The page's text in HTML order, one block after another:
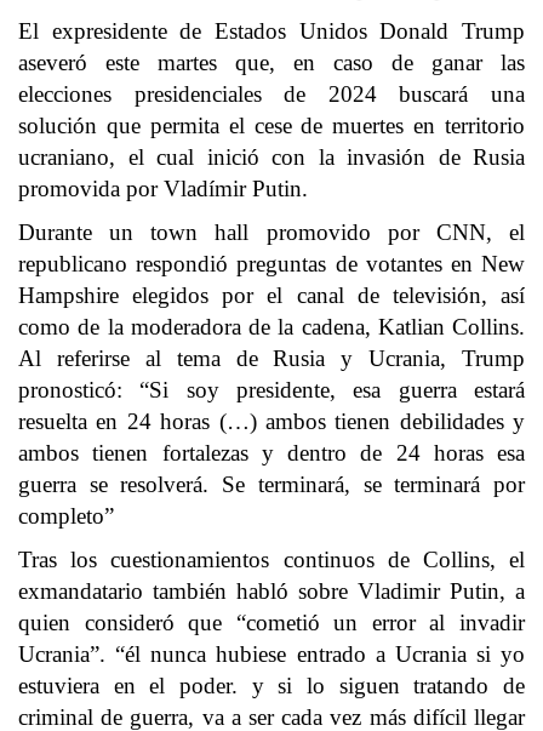
El expresidente de Estados Unidos Donald Trump
aseveró este martes que, en caso de ganar las
elecciones presidenciales de 2024 buscará una
solución que permita el cese de muertes en territorio
ucraniano, el cual inició con la invasión de Rusia
promovida por Vladímir Putin.
Durante un town hall promovido por CNN, el
republicano respondió preguntas de votantes en New
Hampshire elegidos por el canal de televisión, así
como de la moderadora de la cadena, Katlian Collins.
Al referirse al tema de Rusia y Ucrania, Trump
pronosticó: “Si soy presidente, esa guerra estará
resuelta en 24 horas (…) ambos tienen debilidades y
ambos tienen fortalezas y dentro de 24 horas esa
guerra se resolverá. Se terminará, se terminará por
completo”
Tras los cuestionamientos continuos de Collins, el
exmandatario también habló sobre Vladimir Putin, a
quien consideró que “cometió un error al invadir
Ucrania”. “él nunca hubiese entrado a Ucrania si yo
estuviera en el poder. y si lo siguen tratando de
criminal de guerra, va a ser cada vez más difícil llegar